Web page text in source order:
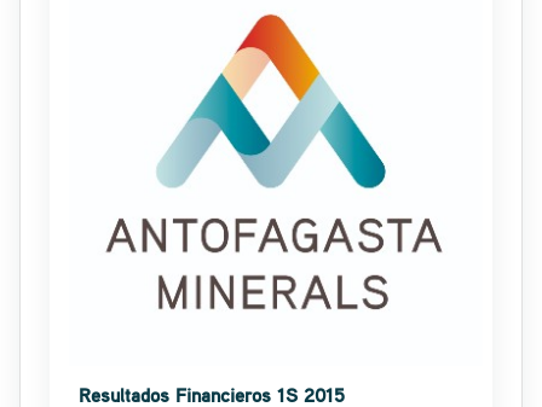
Resultados Financieros 1S 2015